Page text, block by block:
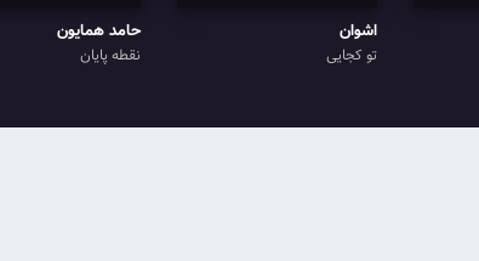
اشوان
تو کجایی
حامد همایون
نقطه پایان